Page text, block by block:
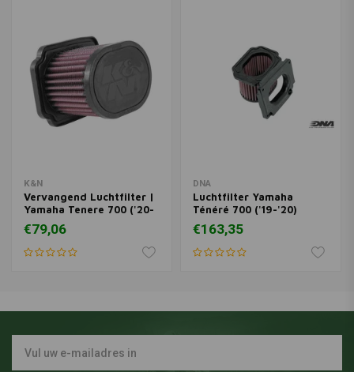
K&N
Vervangend Luchtfilter |
Yamaha Tenere 700 ('20-
'21)/Rally Edition ('21)
€79,06
DNA
Luchtfilter Yamaha
Ténéré 700 ('19-'20)
€163,35